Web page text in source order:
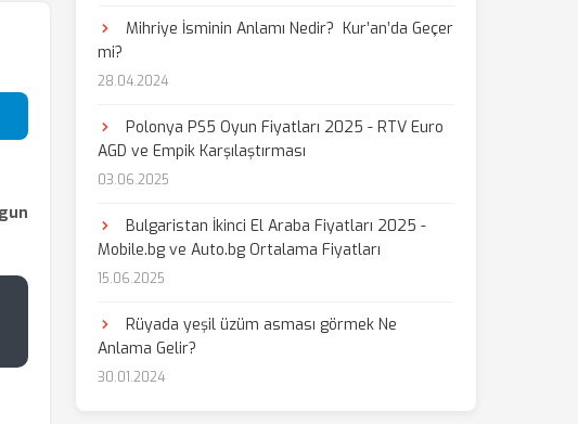
Paylaş
Mihriye İsminin Anlamı Nedir? Kur’an’da Geçer
mi?
28.04.2024
Polonya PS5 Oyun Fiyatları 2025 - RTV Euro
AGD ve Empik Karşılaştırması
03.06.2025
Bulgaristan İkinci El Araba Fiyatları 2025 -
Mobile.bg ve Auto.bg Ortalama Fiyatları
15.06.2025
Rüyada yeşil üzüm asması görmek Ne
Anlama Gelir?
30.01.2024